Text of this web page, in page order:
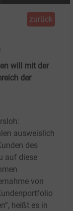
zurück
will mit der
der
ausweislich
des
auf diese
von
heißt es in